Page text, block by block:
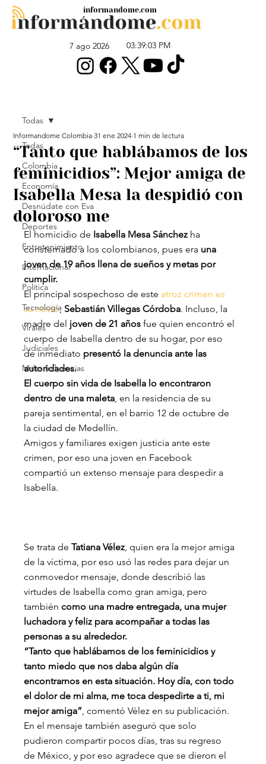
7 ago 2026 03:39:03 PM
informandome.com
Todas
Colombia
Economía
Desnúdate con Eva
Deportes
Entretenimiento
Internacional
Política
Tecnología
Virales
Judiciales
Malas Influencias
Todas
“Tanto que hablábamos de los
feminicidios”: Mejor amiga de
Isabella Mesa la despidió con
doloroso me
Informandome Colombia 31 ene 2024 1 min de lectura
El homicidio de Isabella Mesa Sánchez ha
consternado a los colombianos, pues era una
joven de 19 años llena de sueños y metas por
cumplir.
El principal sospechoso de este atroz crimen es
su novio, Sebastián Villegas Córdoba. Incluso, la
madre del joven de 21 años fue quien encontró el
cuerpo de Isabella dentro de su hogar, por eso
de inmediato presentó la denuncia ante las
autoridades.
El cuerpo sin vida de Isabella lo encontraron
dentro de una maleta, en la residencia de su
pareja sentimental, en el barrio 12 de octubre de
la ciudad de Medellín.
Amigos y familiares exigen justicia ante este
crimen, por eso una joven en Facebook
compartió un extenso mensaje para despedir a
Isabella.
Se trata de Tatiana Vélez, quien era la mejor amiga
de la víctima, por eso usó las redes para dejar un
conmovedor mensaje, donde describió las
virtudes de Isabella como gran amiga, pero
también como una madre entregada, una mujer
luchadora y feliz para acompañar a todas las
personas a su alrededor.
“Tanto que hablábamos de los feminicidios y
tanto miedo que nos daba algún día
encontrarnos en esta situación. Hoy día, con todo
el dolor de mi alma, me toca despedirte a ti, mi
mejor amiga”, comentó Vélez en su publicación.
En el mensaje también aseguró que solo
pudieron compartir pocos días, tras su regreso
de México, y por eso agradece que se dieron el